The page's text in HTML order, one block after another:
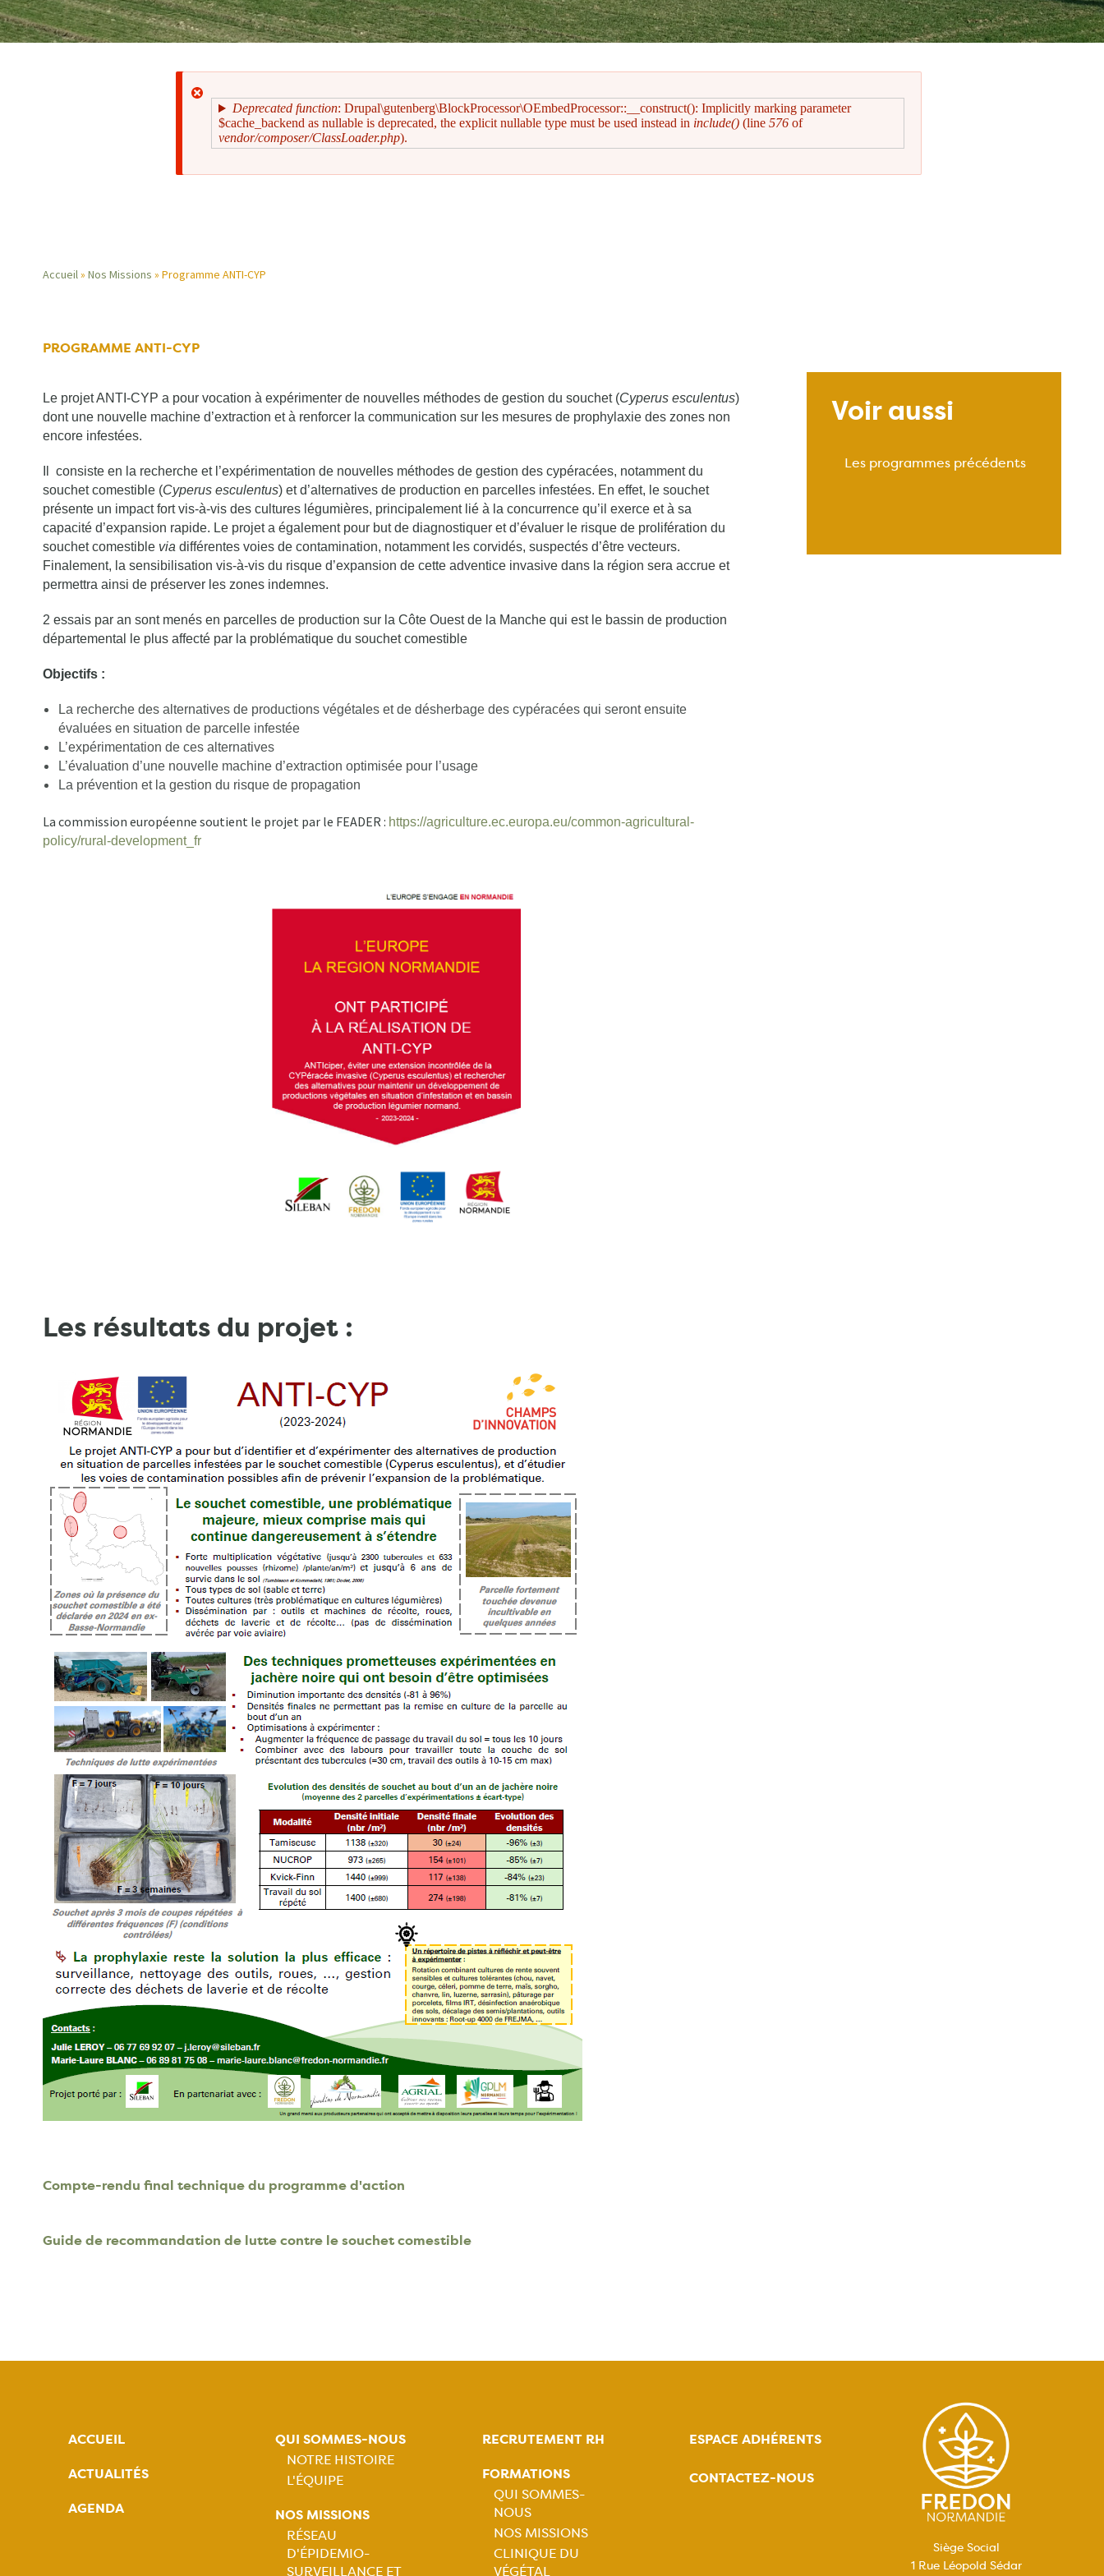
Message
d'erreur
Deprecated function: Drupal\gutenberg\BlockProcessor\OEmbedProcessor::__construct(): Implicitly marking parameter
$cache_backend as nullable is deprecated, the explicit nullable type must be used instead in include() (line 576 of
vendor/composer/ClassLoader.php).
d'Ariane
Accueil Nos Missions Programme ANTI-CYP
PROGRAMME ANTI-CYP
Le projet ANTI-CYP a pour vocation à expérimenter de nouvelles méthodes de gestion du souchet (Cyperus esculentus)
dont une nouvelle machine d’extraction et à renforcer la communication sur les mesures de prophylaxie des zones non
encore infestées.
Il consiste en la recherche et l’expérimentation de nouvelles méthodes de gestion des cypéracées, notamment du
souchet comestible (Cyperus esculentus) et d’alternatives de production en parcelles infestées. En effet, le souchet
présente un impact fort vis-à-vis des cultures légumières, principalement lié à la concurrence qu’il exerce et à sa
capacité d’expansion rapide. Le projet a également pour but de diagnostiquer et d’évaluer le risque de prolifération du
souchet comestible via différentes voies de contamination, notamment les corvidés, suspectés d’être vecteurs.
Finalement, la sensibilisation vis-à-vis du risque d’expansion de cette adventice invasive dans la région sera accrue et
permettra ainsi de préserver les zones indemnes.
2 essais par an sont menés en parcelles de production sur la Côte Ouest de la Manche qui est le bassin de production
départemental le plus affecté par la problématique du souchet comestible
Objectifs :
La recherche des alternatives de productions végétales et de désherbage des cypéracées qui seront ensuite
évaluées en situation de parcelle infestée
L’expérimentation de ces alternatives
L’évaluation d’une nouvelle machine d’extraction optimisée pour l’usage
La prévention et la gestion du risque de propagation
La commission européenne soutient le projet par le FEADER : https://agriculture.ec.europa.eu/common-agricultural-
policy/rural-development_fr
Les résultats du projet :
Compte-rendu final technique du programme d'action
Guide de recommandation de lutte contre le souchet comestible
Voir aussi
Les programmes précédents
ACCUEIL
ACTUALITÉS
AGENDA
QUI SOMMES-NOUS
Navigation
principale
NOTRE HISTOIRE
L'ÉQUIPE
NOS MISSIONS
RÉSEAU
D'ÉPIDEMIO-
SURVEILLANCE ET
RECRUTEMENT RH
FORMATIONS
Navigation
principale
QUI SOMMES-
NOUS
NOS MISSIONS
CLINIQUE DU
VÉGÉTAL
ESPACE ADHÉRENTS
CONTACTEZ-NOUS
Siège Social
1 Rue Léopold Sédar